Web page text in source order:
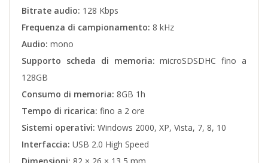
Bitrate audio: 128 Kbps
Frequenza di campionamento: 8 kHz
Audio: mono
Supporto scheda di memoria: microSDSDHC fino a
128GB
Consumo di memoria: 8GB 1h
Tempo di ricarica: fino a 2 ore
Sistemi operativi: Windows 2000, XP, Vista, 7, 8, 10
Interfaccia: USB 2.0 High Speed
Dimensioni: 82 × 26 × 13,5 mm